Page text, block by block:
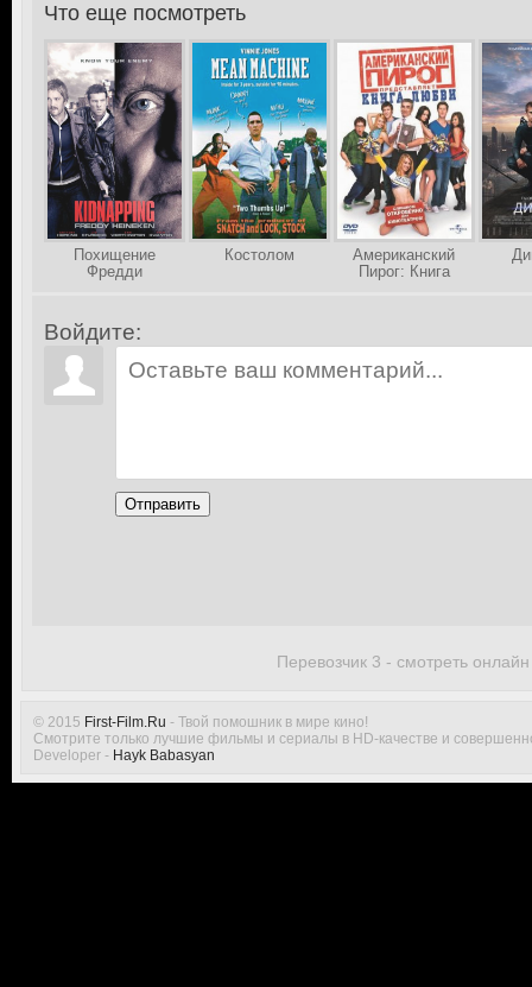
Перевозчик 3 - смотреть онлайн
>Что еще посмотреть
Похищение
Фредди
Костолом
Американский
Пирог: Книга
Войдите:
Отправить
© 2015 First-Film.Ru - Твой помошник в мире кино!
Смотрите только лучшие фильмы и сериалы в HD-качестве и
Developer - Hayk Babasyan